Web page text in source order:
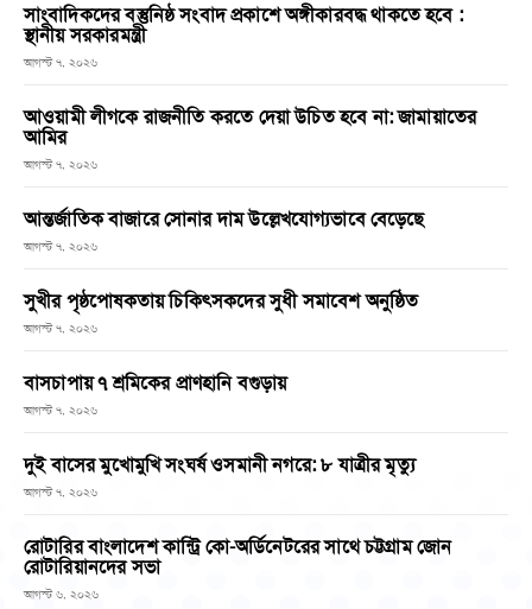
সাংবাদিকদের বস্তুনিষ্ঠ সংবাদ প্রকাশে অঙ্গীকারবদ্ধ থাকতে হবে :
স্থানীয় সরকারমন্ত্রী
আগস্ট ৭, ২০২৬
আওয়ামী লীগকে রাজনীতি করতে দেয়া উচিত হবে না: জামায়াতের
আমির
আগস্ট ৭, ২০২৬
আন্তর্জাতিক বাজারে সোনার দাম উল্লেখযোগ্যভাবে বেড়েছে
আগস্ট ৭, ২০২৬
সুখীর পৃষ্ঠপোষকতায় চিকিৎসকদের সুধী সমাবেশ অনুষ্ঠিত
আগস্ট ৭, ২০২৬
বাসচাপায় ৭ শ্রমিকের প্রাণহানি বগুড়ায়
আগস্ট ৭, ২০২৬
দুই বাসের মুখোমুখি সংঘর্ষ ওসমানী নগরে: ৮ যাত্রীর মৃত্যু
আগস্ট ৭, ২০২৬
রোটারির বাংলাদেশ কান্ট্রি কো-অর্ডিনেটরের সাথে চট্টগ্রাম জোন
রোটারিয়ানদের সভা
আগস্ট ৬, ২০২৬